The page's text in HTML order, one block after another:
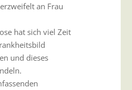
an Frau
hat sich viel Zeit
und dieses